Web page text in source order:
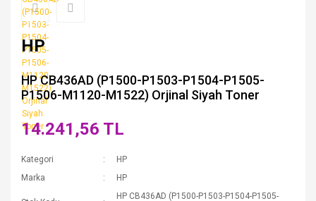
HP
HP CB436AD (P1500-P1503-P1504-P1505-
P1506-M1120-M1522) Orjinal Siyah Toner
14.241,56 TL
Kategori
HP
Marka
HP
HP CB436AD (P1500-P1503-P1504-P1505-